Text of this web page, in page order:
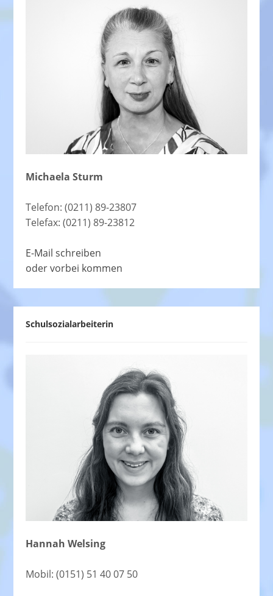
Michaela Sturm
Telefon: (0211) 89-23807
Telefax: (0211) 89-23812
E-Mail schreiben
oder vorbei kommen
Schulsozialarbeiterin
Hannah Welsing
Mobil: (0151) 51 40 07 50